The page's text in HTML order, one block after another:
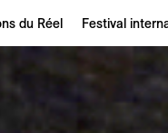
du Réel Festival